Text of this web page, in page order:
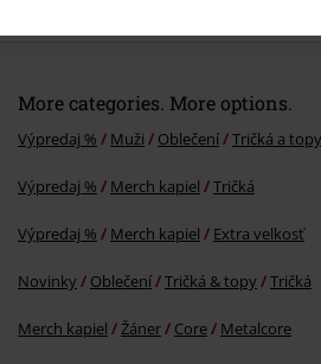
More categories. More options.
Výpredaj % Muži Oblečení Tričká a topy
Výpredaj % Merch kapiel Tričká
Výpredaj % Merch kapiel Extra velkosť
Novinky Oblečení Tričká & topy Tričká
Merch kapiel Žáner Core Metalcore